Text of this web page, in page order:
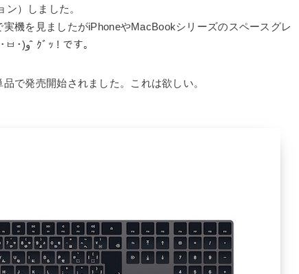
）しました。
機を見ましたがiPhoneやMacBookシリーズのスペースグレ
イより黒くてカッコイイ╭( ･ㅂ･)و ̑̑ ｸﾞｯ ! です。
で発売開始されました。これは欲しい。